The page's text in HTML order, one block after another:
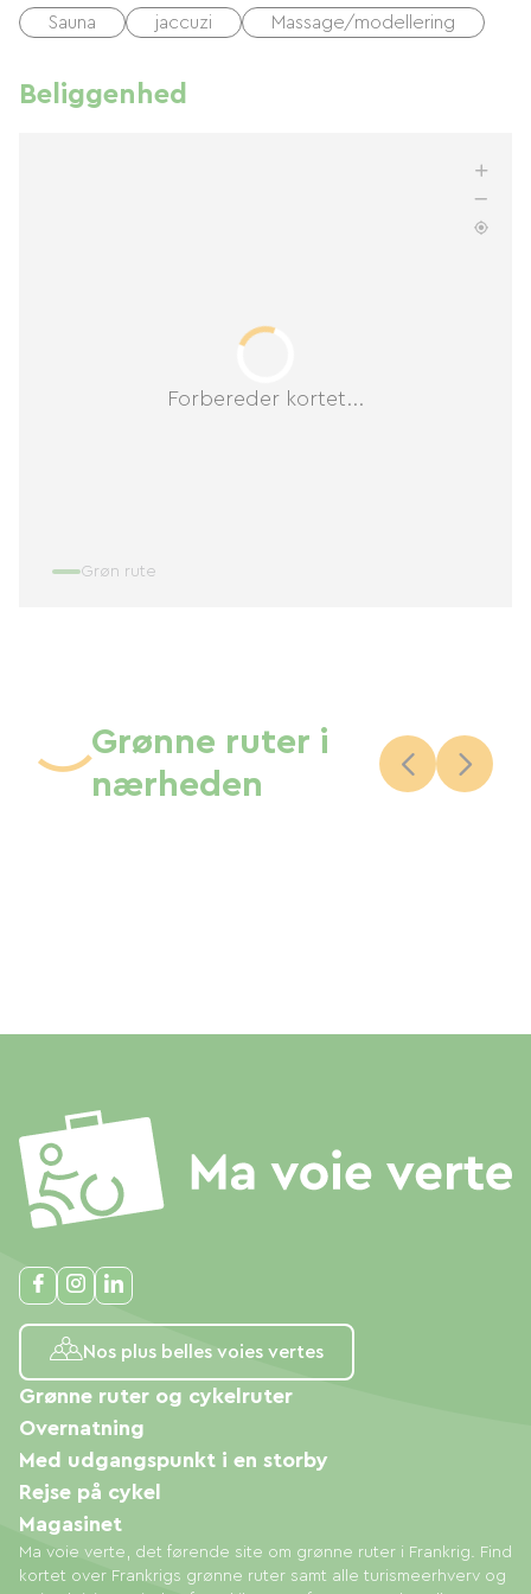
Sauna jaccuzi Massage/modellering
Beliggenhed
Forbereder kortet...
Grøn rute
Grønne ruter i
nærheden
Nos plus belles voies vertes
Ma voie verte, det førende site om grønne ruter i Frankrig. Find
kortet over Frankrigs grønne ruter samt alle turismeerhverv og
Grønne ruter og cykelruter
Overnatning
Med udgangspunkt i en storby
Rejse på cykel
Magasinet